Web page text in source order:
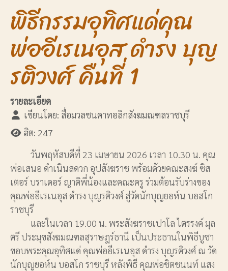
พิธีกรรมอุทิศแด่คุณ
พ่ออีเรเนอุส ดำรง บุญ
รติวงศ์ คืนที่ 1
รายละเอียด
เขียนโดย: สื่อมวลชนคาทอลิกสังฆมณฑลราชบุรี
ฮิต: 247
วันพฤหัสบดีที่ 23 เมษายน 2026 เวลา 10.30 น. คุณ
พ่อเสนอ ดำเนินสดวก อุปสังฆราช พร้อมด้วยคณะสงฆ์ ซิส
เตอร์ บราเดอร์ ญาติพี่น้องและคณะครู ร่วมต้อนรับร่างของ
คุณพ่ออีเรเนอุส ดำรง บุญรติวงศ์ สู่วัดนักบุญยอห์น บอสโก
ราชบุรี
และในเวลา 19.00 น. พระสังฆราชเปาโล ไตรรงค์ มุล
ตรี ประมุขสังฆมณฑลสุราษฎร์ธานี เป็นประธานในพิธีบูชา
ขอบพระคุณอุทิศแด่ คุณพ่ออีเรเนอุส ดำรง บุญรติวงศ์ ณ วัด
นักบุญยอห์น บอสโก ราชบุรี หลังพิธี คุณพ่อชิตชนนท์ แสง